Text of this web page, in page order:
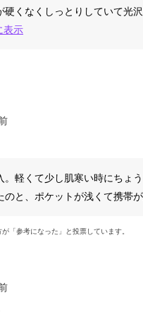
硬くなくしっとりしていて光
表示
軽くて少し肌寒い時にちょう
のと、ポケットが浅くて携帯が
「参考になった」と投票しています。